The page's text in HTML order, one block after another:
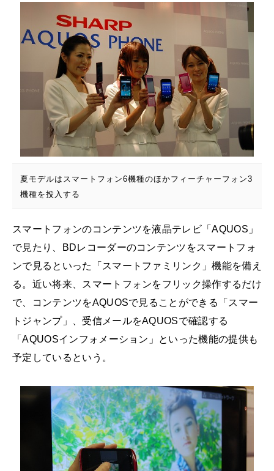
夏モデルはスマートフォン6機種のほかフィーチャーフォン3
機種を投入する
スマートフォンのコンテンツを液晶テレビ「AQUOS」
で見たり、BDレコーダーのコンテンツをスマートフォ
ンで見るといった「スマートファミリンク」機能を備え
る。近い将来、スマートフォンをフリック操作するだけ
で、コンテンツをAQUOSで見ることができる「スマー
トジャンプ」、受信メールをAQUOSで確認する
「AQUOSインフォメーション」といった機能の提供も
予定しているという。